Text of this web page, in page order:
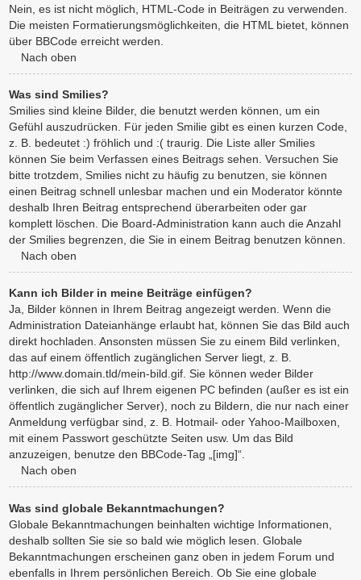
Nein, es ist nicht möglich, HTML-Code in Beiträgen zu verwenden.
Die meisten Formatierungsmöglichkeiten, die HTML bietet, können
über BBCode erreicht werden.
Nach oben
Was sind Smilies?
Smilies sind kleine Bilder, die benutzt werden können, um ein
Gefühl auszudrücken. Für jeden Smilie gibt es einen kurzen Code,
z. B. bedeutet :) fröhlich und :( traurig. Die Liste aller Smilies
können Sie beim Verfassen eines Beitrags sehen. Versuchen Sie
bitte trotzdem, Smilies nicht zu häufig zu benutzen, sie können
einen Beitrag schnell unlesbar machen und ein Moderator könnte
deshalb Ihren Beitrag entsprechend überarbeiten oder gar
komplett löschen. Die Board-Administration kann auch die Anzahl
der Smilies begrenzen, die Sie in einem Beitrag benutzen können.
Nach oben
Kann ich Bilder in meine Beiträge einfügen?
Ja, Bilder können in Ihrem Beitrag angezeigt werden. Wenn die
Administration Dateianhänge erlaubt hat, können Sie das Bild auch
direkt hochladen. Ansonsten müssen Sie zu einem Bild verlinken,
das auf einem öffentlich zugänglichen Server liegt, z. B.
http://www.domain.tld/mein-bild.gif. Sie können weder Bilder
verlinken, die sich auf Ihrem eigenen PC befinden (außer es ist ein
öffentlich zugänglicher Server), noch zu Bildern, die nur nach einer
Anmeldung verfügbar sind, z. B. Hotmail- oder Yahoo-Mailboxen,
mit einem Passwort geschützte Seiten usw. Um das Bild
anzuzeigen, benutze den BBCode-Tag „[img]“.
Nach oben
Was sind globale Bekanntmachungen?
Globale Bekanntmachungen beinhalten wichtige Informationen,
deshalb sollten Sie sie so bald wie möglich lesen. Globale
Bekanntmachungen erscheinen ganz oben in jedem Forum und
ebenfalls in Ihrem persönlichen Bereich. Ob Sie eine globale